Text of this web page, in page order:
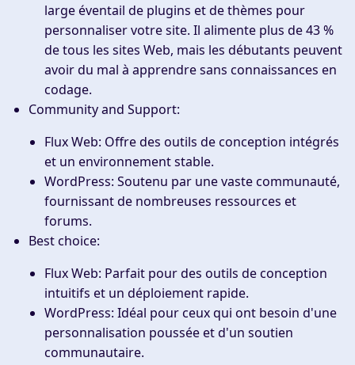
large éventail de plugins et de thèmes pour
personnaliser votre site. Il alimente plus de 43 %
de tous les sites Web, mais les débutants peuvent
avoir du mal à apprendre sans connaissances en
codage.
Community and Support:
Flux Web: Offre des outils de conception intégrés
et un environnement stable.
WordPress: Soutenu par une vaste communauté,
fournissant de nombreuses ressources et
forums.
Best choice:
Flux Web: Parfait pour des outils de conception
intuitifs et un déploiement rapide.
WordPress: Idéal pour ceux qui ont besoin d'une
personnalisation poussée et d'un soutien
communautaire.